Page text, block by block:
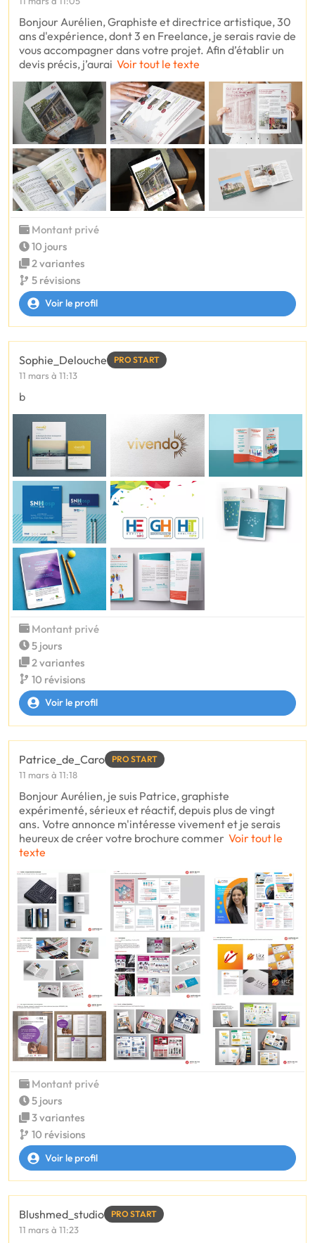
Bonjour Aurélien, Graphiste et directrice artistique, 30
ans d'expérience, dont 3 en Freelance, je serais ravie de
vous accompagner dans votre projet. Afin d’établir un
devis précis, j’aurai Voir tout le texte
Montant privé
10 jours
2 variantes
5 révisions
Voir le profil
Sophie_Delouche PRO START
11 mars à 11:13
b
Montant privé
5 jours
2 variantes
10 révisions
Voir le profil
Patrice_de_Caro PRO START
11 mars à 11:18
Bonjour Aurélien, je suis Patrice, graphiste
expérimenté, sérieux et réactif, depuis plus de vingt
ans. Votre annonce m'intéresse vivement et je serais
heureux de créer votre brochure commer Voir tout le
texte
Montant privé
5 jours
3 variantes
10 révisions
Voir le profil
Blushmed_studio PRO START
11 mars à 11:23